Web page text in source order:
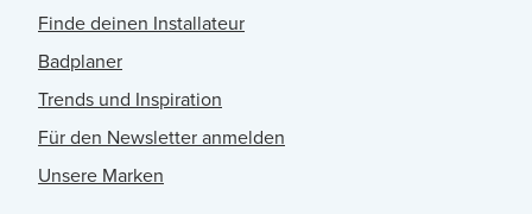
Finde deinen Installateur
Badplaner
Trends und Inspiration
Für den Newsletter anmelden
Unsere Marken